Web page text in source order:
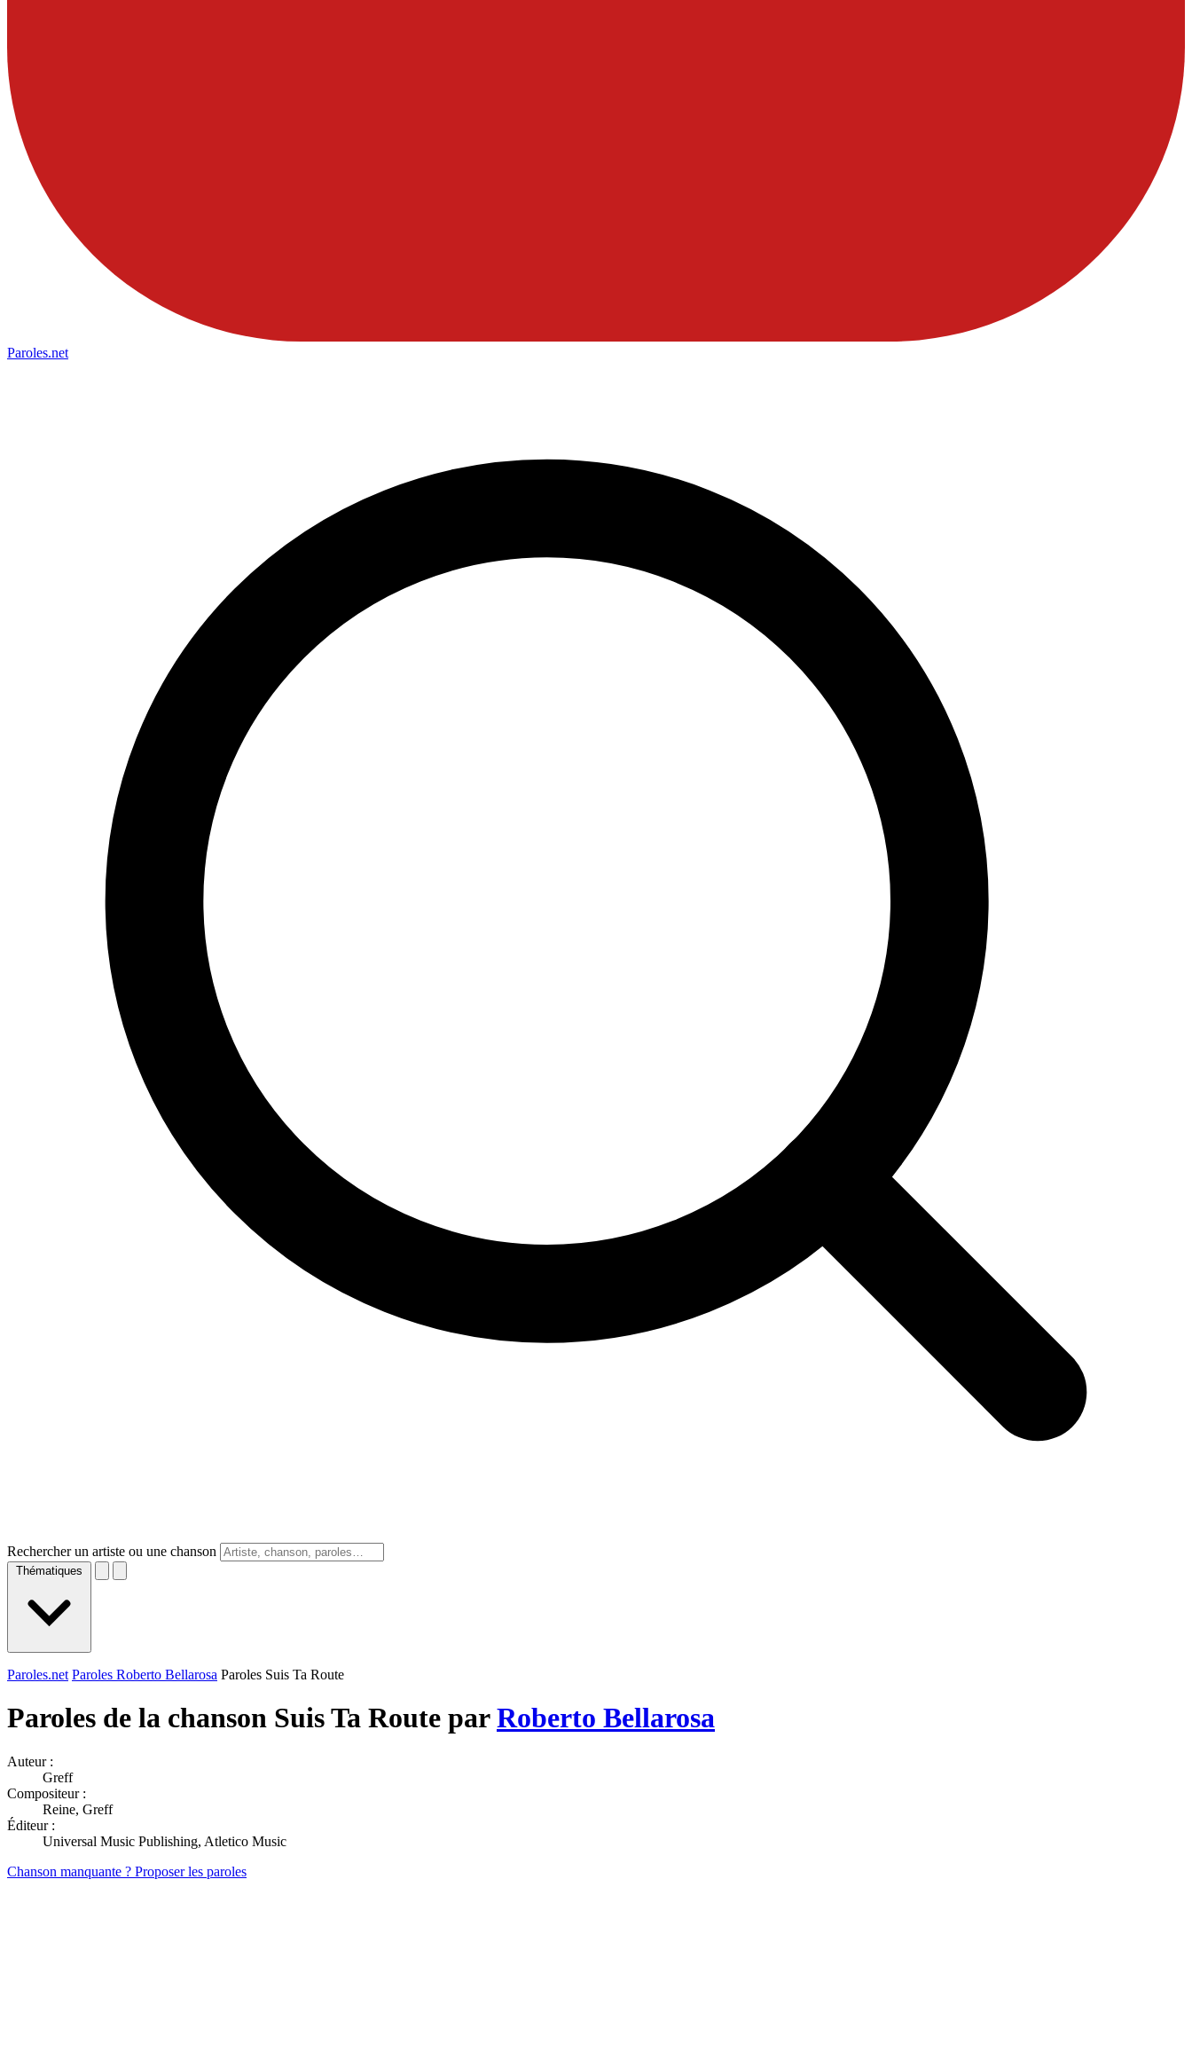
Paroles.net
Rechercher un artiste ou une chanson
Thématiques
Paroles.net Paroles Roberto Bellarosa Paroles Suis Ta Route
Paroles de la chanson Suis Ta Route parRoberto Bellarosa
Auteur :
Greff
Compositeur :
Reine, Greff
Éditeur :
Universal Music Publishing, Atletico Music
Chanson manquante ? Proposer les paroles